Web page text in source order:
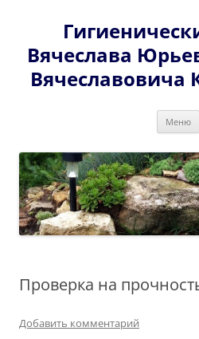
содержимому
Вячеслава
Вячеславовича
Меню
Проверка на
Добавить комментарий